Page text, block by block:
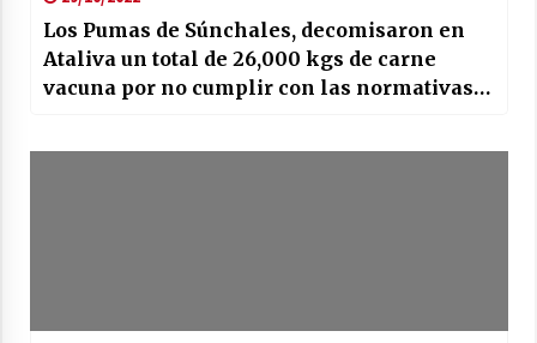
Los Pumas de Súnchales, decomisaron en
Ataliva un total de 26,000 kgs de carne
vacuna por no cumplir con las normativas